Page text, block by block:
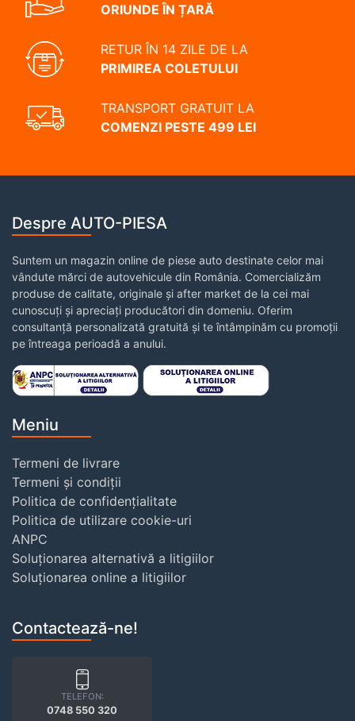
ORIUNDE ÎN ȚARĂ
RETUR ÎN 14 ZILE DE LA
PRIMIREA COLETULUI
TRANSPORT GRATUIT LA
COMENZI PESTE 499 LEI
Despre AUTO-PIESA
Suntem un magazin online de piese auto destinate celor mai
vândute mărci de autovehicule din România. Comercializăm
produse de calitate, originale și after market de la cei mai
cunoscuți și apreciați producători din domeniu. Oferim
consultanță personalizată gratuită și te întâmpinăm cu promoții
pe întreaga perioadă a anului.
Meniu
Termeni de livrare
Termeni și condiții
Politica de confidențialitate
Politica de utilizare cookie-uri
ANPC
Soluționarea alternativă a litigiilor
Soluționarea online a litigiilor
Contactează-ne!
TELEFON:
0748 550 320